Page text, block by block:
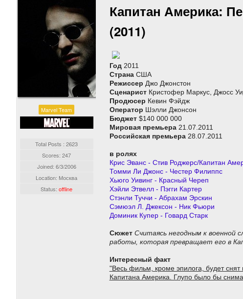
Marvel Team
Total Posts : 2623
Scores: 247
Joined: 6/3/2006
Location: Москва
Status:offline
Капитан Америка:
(2011)
Год 2011
Страна США
Режиссер Джо Джонстон
СценаристКристофер Маркус, Джосс
Продюсер Кевин Фэйдж
Оператор Шэлли Джонсон
Бюджет$140 000 000
Мировая премьера21.07.2011
Российская премьера28.07.2011
в ролях
Крис Эванс - Стив Роджерс/Капитан
Томми Ли Джонс - Честер Филиппс
Хьюго Уивинг - Красный Череп
Хэйли Этвелл - Пэгги Картер
Стэнли Туччи - Абрахам Эрскин
Сэмюэл Л. Джексон - Ник Фьюри
Доминик Купер - Говард Старк
Сюжет Считаясь негодным к военной
работы, которая превращает его в
Интересный факт
"Весь фильм, кроме эпилога, будет снят
Капитана Америка. Глупо было бы